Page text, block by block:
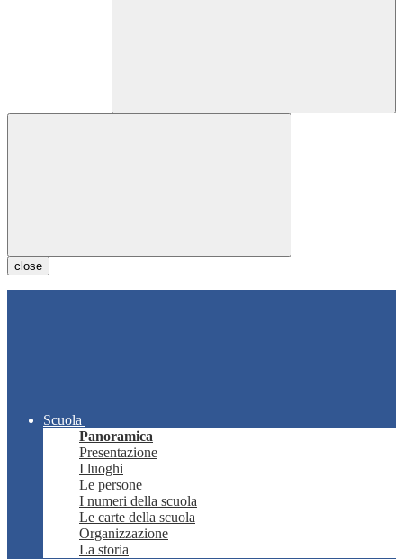
close
Scuola
Panoramica
Presentazione
I luoghi
Le persone
I numeri della scuola
Le carte della scuola
Organizzazione
La storia